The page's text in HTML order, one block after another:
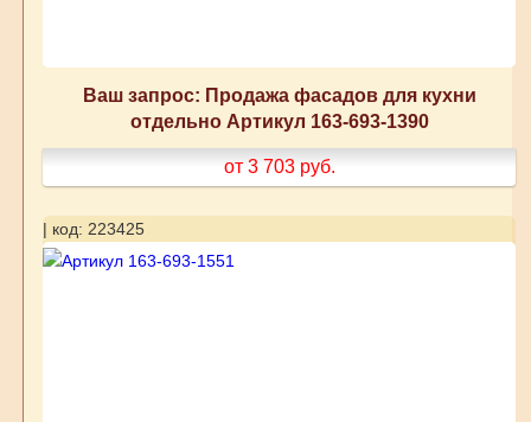
Ваш запрос: Продажа фасадов для кухни
отдельно Артикул 163-693-1390
от 3 703 руб.
| код: 223425